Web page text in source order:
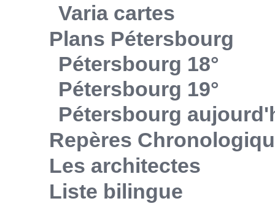
Varia cartes
Plans Pétersbourg
Pétersbourg 18°
Pétersbourg 19°
Pétersbourg
Repères
Les architectes
Liste bilingue